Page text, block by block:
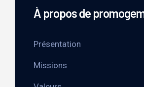
À propos de
Présentation
Missions